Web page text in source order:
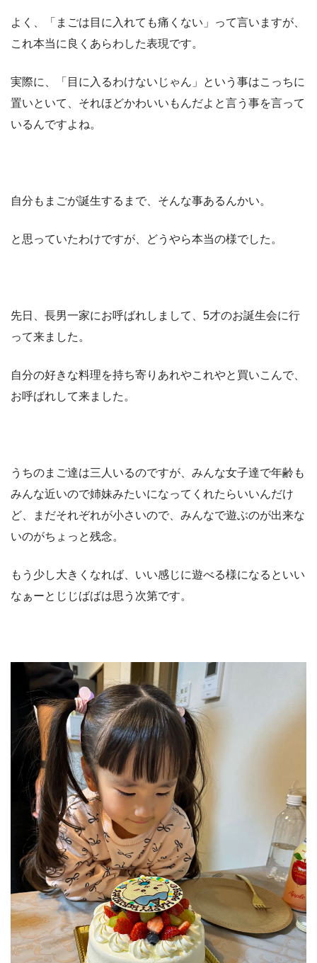
よく、「まごは目に入れても痛くない」って言いますが、
これ本当に良くあらわした表現です。
実際に、「目に入るわけないじゃん」という事はこっちに
置いといて、それほどかわいいもんだよと言う事を言って
いるんですよね。
自分もまごが誕生するまで、そんな事あるんかい。
と思っていたわけですが、どうやら本当の様でした。
先日、長男一家にお呼ばれしまして、5才のお誕生会に行
って来ました。
自分の好きな料理を持ち寄りあれやこれやと買いこんで、
お呼ばれして来ました。
うちのまご達は三人いるのですが、みんな女子達で年齢も
みんな近いので姉妹みたいになってくれたらいいんだけ
ど、まだそれぞれが小さいので、みんなで遊ぶのが出来な
いのがちょっと残念。
もう少し大きくなれば、いい感じに遊べる様になるといい
なぁーとじじばばは思う次第です。